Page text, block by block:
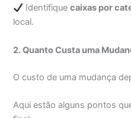
Identifiquecaixas por
local.
2. Quanto Custa uma
O custo de uma mudança
Aqui estão alguns pontos